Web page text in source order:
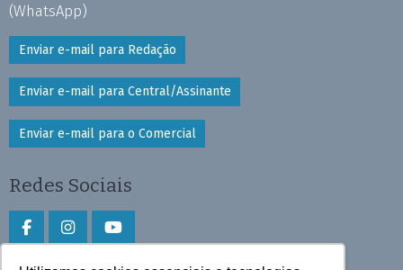
(WhatsApp)
Enviar e-mail para Redação
Enviar e-mail para Central/Assinante
Enviar e-mail para o Comercial
Redes Sociais